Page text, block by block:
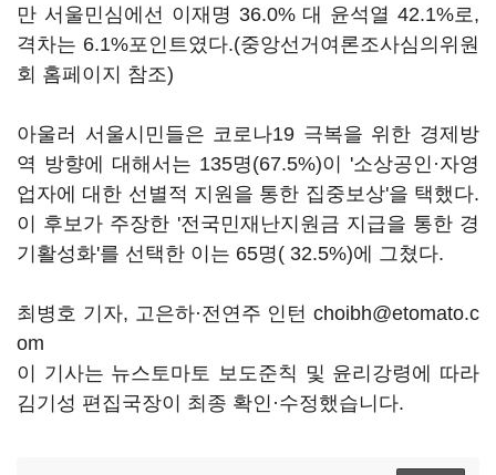
만 서울민심에선 이재명 36.0% 대 윤석열 42.1%로,
격차는 6.1%포인트였다.(중앙선거여론조사심의위원
회 홈페이지 참조)
아울러 서울시민들은 코로나19 극복을 위한 경제방
역 방향에 대해서는 135명(67.5%)이 '소상공인·자영
업자에 대한 선별적 지원을 통한 집중보상'을 택했다.
이 후보가 주장한 '전국민재난지원금 지급을 통한 경
기활성화'를 선택한 이는 65명( 32.5%)에 그쳤다.
최병호 기자, 고은하·전연주 인턴 choibh@etomato.c
om
이 기사는 뉴스토마토 보도준칙 및 윤리강령에 따라
김기성 편집국장이 최종 확인·수정했습니다.